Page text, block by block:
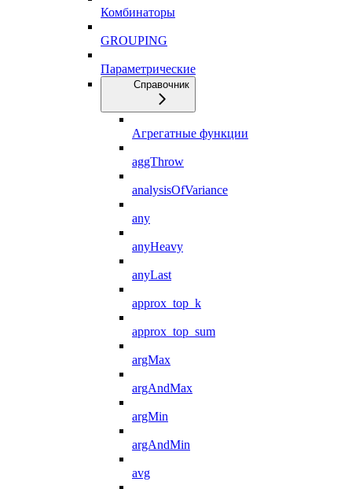
Комбинаторы
GROUPING
Параметрические
Справочник
Агрегатные функции
aggThrow
analysisOfVariance
any
anyHeavy
anyLast
approx_top_k
approx_top_sum
argMax
argAndMax
argMin
argAndMin
avg